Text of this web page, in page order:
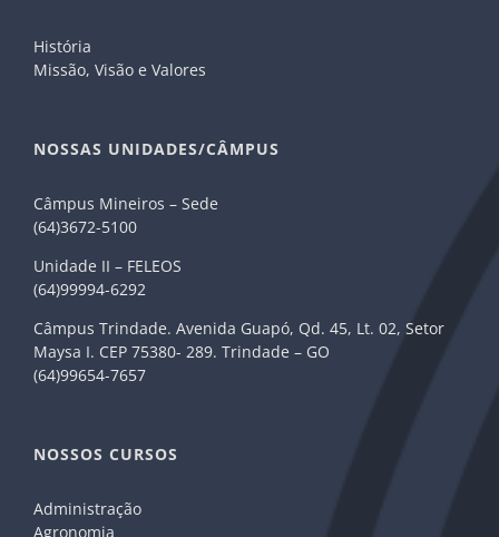
História
Missão, Visão e Valores
NOSSAS UNIDADES/CÂMPUS
Câmpus Mineiros – Sede
(64)3672-5100
Unidade II – FELEOS
(64)99994-6292
Câmpus Trindade. Avenida Guapó, Qd. 45, Lt. 02, Setor
Maysa I. CEP 75380- 289. Trindade – GO
(64)99654-7657
NOSSOS CURSOS
Administração
Agronomia